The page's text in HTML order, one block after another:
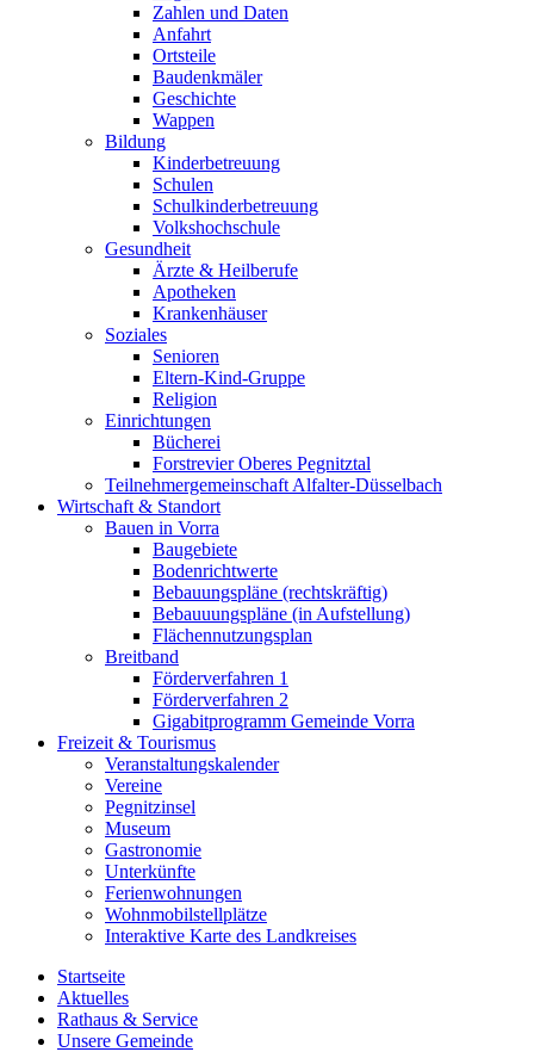
Zahlen und Daten
Anfahrt
Ortsteile
Baudenkmäler
Geschichte
Wappen
Bildung
Kinderbetreuung
Schulen
Schulkinderbetreuung
Volkshochschule
Gesundheit
Ärzte & Heilberufe
Apotheken
Krankenhäuser
Soziales
Senioren
Eltern-Kind-Gruppe
Religion
Einrichtungen
Bücherei
Forstrevier Oberes Pegnitztal
Teilnehmergemeinschaft Alfalter-Düsselbach
Wirtschaft & Standort
Bauen in Vorra
Baugebiete
Bodenrichtwerte
Bebauungspläne (rechtskräftig)
Bebauuungspläne (in Aufstellung)
Flächennutzungsplan
Breitband
Förderverfahren 1
Förderverfahren 2
Gigabitprogramm Gemeinde Vorra
Freizeit & Tourismus
Veranstaltungskalender
Vereine
Pegnitzinsel
Museum
Gastronomie
Unterkünfte
Ferienwohnungen
Wohnmobilstellplätze
Interaktive Karte des Landkreises
Startseite
Aktuelles
Rathaus & Service
Unsere Gemeinde